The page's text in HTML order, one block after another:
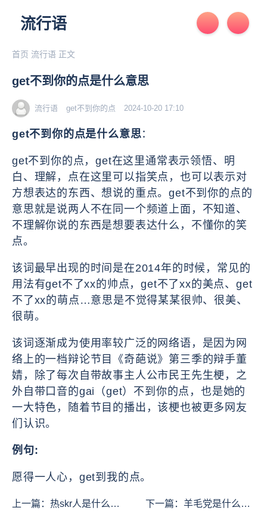
流行语
首页 流行语 正文
get不到你的点是什么意思
流行语 get不到你的点 2024-10-20 17:10
get不到你的点是什么意思：
get不到你的点，get在这里通常表示领悟、明
白、理解，点在这里可以指笑点，也可以表示对
方想表达的东西、想说的重点。get不到你的点的
意思就是说两人不在同一个频道上面，不知道、
不理解你说的东西是想要表达什么，不懂你的笑
点。
该词最早出现的时间是在2014年的时候，常见的
用法有get不了xx的帅点，get不了xx的美点、get
不了xx的萌点…意思是不觉得某某很帅、很美、
很萌。
该词逐渐成为使用率较广泛的网络语，是因为网
络上的一档辩论节目《奇葩说》第三季的辩手董
婧，除了每次自带故事主人公市民王先生梗，之
外自带口音的gai（get）不到你的点，也是她的
一大特色，随着节目的播出，该梗也被更多网友
们认识。
例句:
愿得一人心，get到我的点。
上一篇： 热skr人是什么意
下一篇：羊毛党是什么意